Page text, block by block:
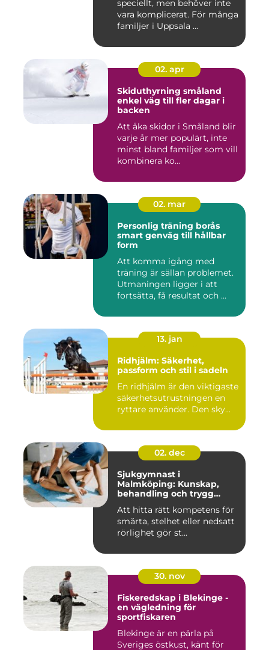
speciellt, men behöver inte
vara komplicerat. För många
familjer i Uppsala ...
02. apr
Skiduthyrning småland
enkel väg till fler dagar i
backen
Att åka skidor i Småland blir
varje år mer populärt, inte
minst bland familjer som vill
kombinera ko...
02. mar
Personlig träning borås
smart genväg till hållbar
form
Att komma igång med
träning är sällan problemet.
Utmaningen ligger i att
fortsätta, få resultat och ...
13. jan
Ridhjälm: Säkerhet,
passform och stil i sadeln
En ridhjälm är den viktigaste
säkerhetsutrustningen en
ryttare använder. Den sky...
02. dec
Sjukgymnast i
Malmköping: Kunskap,
behandling och trygg
Att hitta rätt kompetens för
smärta, stelhet eller nedsatt
rörlighet gör st...
30. nov
Fiskeredskap i Blekinge -
en vägledning för
sportfiskaren
Blekinge är en pärla på
Sveriges östkust, känt för